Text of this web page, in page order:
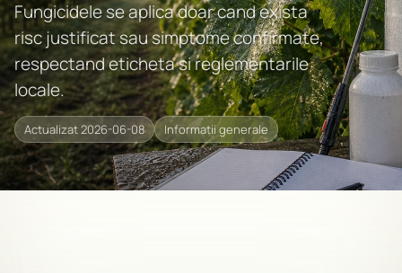
Fungicidele se aplica doar cand exista
risc justificat sau simptome confirmate,
respectand eticheta si reglementarile
locale.
Actualizat 2026-06-08 Informatii generale